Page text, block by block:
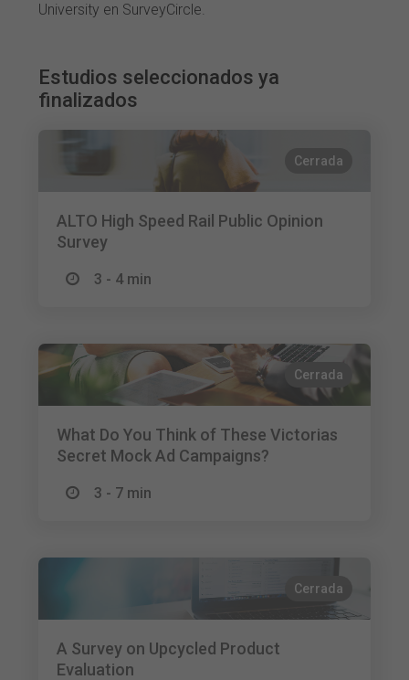
University en SurveyCircle.
Estudios seleccionados ya
finalizados
Cerrada
ALTO High Speed Rail Public Opinion
Survey
3 - 4 min
Cerrada
What Do You Think of These Victorias
Secret Mock Ad Campaigns?
3 - 7 min
Cerrada
A Survey on Upcycled Product
Evaluation